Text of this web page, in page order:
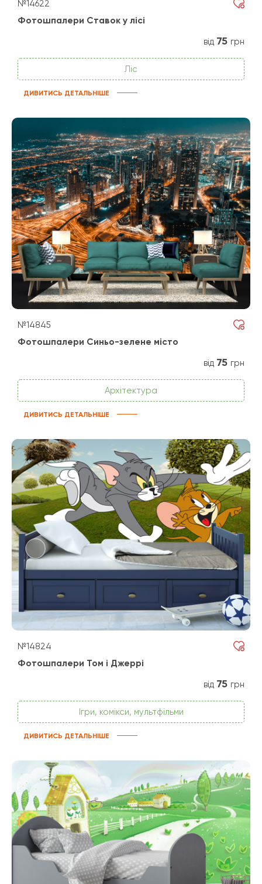
№14622
Фотошпалери Ставок у лісі
від 75 грн
Ліс
ДИВИТИСЬ ДЕТАЛЬНІШЕ
№14845
Фотошпалери Синьо-зелене місто
від 75 грн
Архітектура
ДИВИТИСЬ ДЕТАЛЬНІШЕ
№14824
Фотошпалери Том і Джеррі
від 75 грн
Ігри, комікси, мультфільми
ДИВИТИСЬ ДЕТАЛЬНІШЕ